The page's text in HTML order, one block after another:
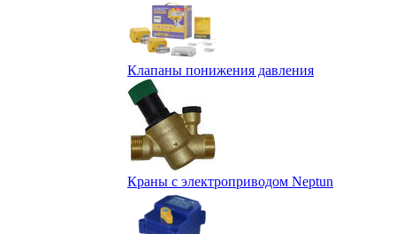
Клапаны понижения давления
Краны с электроприводом Neptun